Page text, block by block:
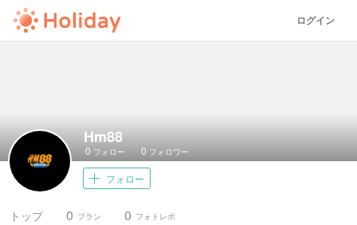
ログイン
Hm88
0 フォロー 0 フォロワー
フォロー
トップ プラン
0 フォトレポ
0